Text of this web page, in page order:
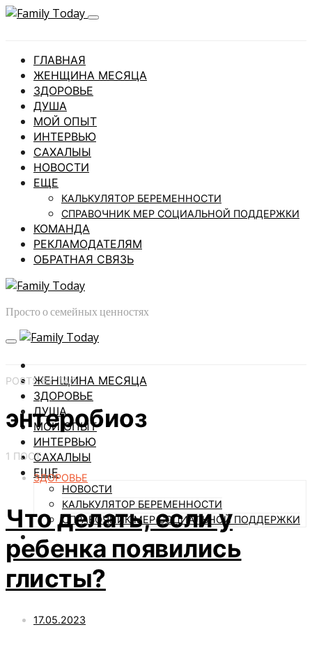
ГЛАВНАЯ
ЖЕНЩИНА МЕСЯЦА
ЗДОРОВЬЕ
ДУША
МОЙ ОПЫТ
ИНТЕРВЬЮ
САХАЛЫЫ
НОВОСТИ
ЕЩЕ
КАЛЬКУЛЯТОР БЕРЕМЕННОСТИ
СПРАВОЧНИК МЕР СОЦИАЛЬНОЙ ПОДДЕРЖКИ
КОМАНДА
РЕКЛАМОДАТЕЛЯМ
ОБРАТНАЯ СВЯЗЬ
Просто о семейных ценностях
ЖЕНЩИНА МЕСЯЦА
ЗДОРОВЬЕ
ДУША
МОЙ ОПЫТ
ИНТЕРВЬЮ
САХАЛЫЫ
ЕЩЕ
НОВОСТИ
КАЛЬКУЛЯТОР БЕРЕМЕННОСТИ
СПРАВОЧНИК МЕР СОЦИАЛЬНОЙ ПОДДЕРЖКИ
POSTS BY TAG
энтеробиоз
1 ПОСТ
ЗДОРОВЬЕ
Что делать, если у
ребенка появились
глисты?
17.05.2023